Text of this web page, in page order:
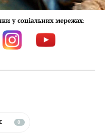
у соціальних мережах:
0